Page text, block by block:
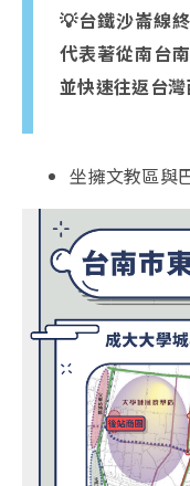
💡台鐵沙崙線
代表著從南台
並快速往返台灣
坐擁文教區與